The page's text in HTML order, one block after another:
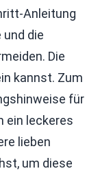
Anleitung
und die
Die
kannst. Zum
für
ein leckeres
lieben
um diese